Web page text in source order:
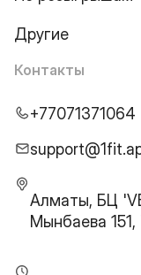
Другие
Контакты
+77071371064
Алматы, БЦ
Мынбаева